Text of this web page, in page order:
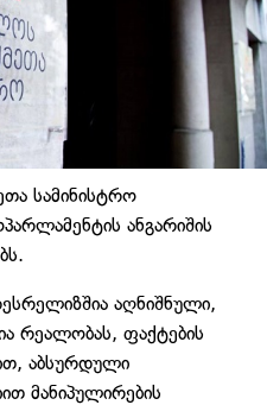
სამინისტრო
ანგარიშის
აღნიშნული,
რეალობას, ფაქტების
აბსურდული
მანიპულირების